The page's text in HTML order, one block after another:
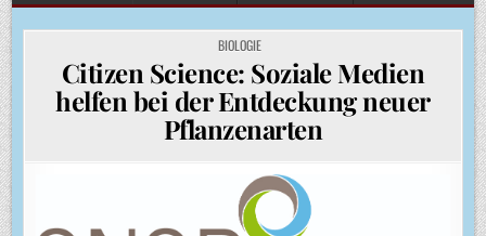
POSTED
IN
BIOLOGIE
Citizen Science: Soziale Medien
helfen bei der Entdeckung neuer
Pflanzenarten